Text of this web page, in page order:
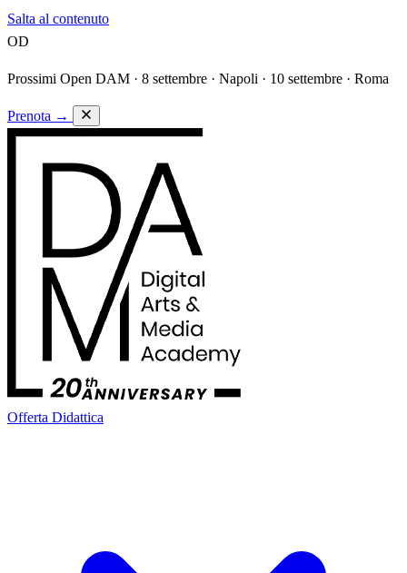
Salta al contenuto
OD
Prossimi Open DAM · 8 settembre · Napoli · 10 settembre · Roma
Prenota →
Offerta Didattica